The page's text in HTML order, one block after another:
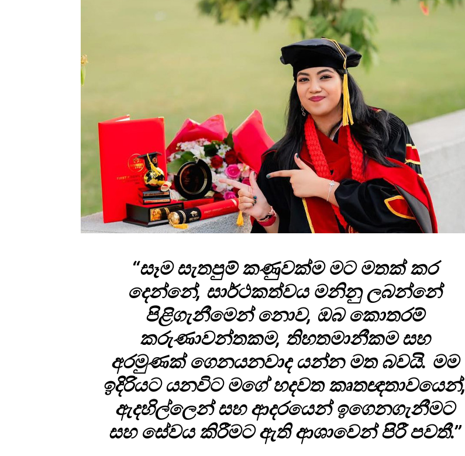
‘‘සෑම සැතපුම් කණුවක්ම මට මතක් කර
දෙන්නේ, සාර්ථකත්වය මනිනු ලබන්නේ
පිළිගැනීමෙන් නොව, ඔබ කොතරම්
කරුණාවන්තකම, තිහතමානීකම සහ
අරමුණක් ගෙනයනවාද යන්න මත බවයි. මම
ඉදිරියට යනවිට මගේ හදවත කෘතඥතාවයෙන්,
ඇදහිල්ලෙන් සහ ආදරයෙන් ඉගෙනගැනීමට
සහ සේවය කිරීමට ඇති ආශාවෙන් පිරී පවතී.’’